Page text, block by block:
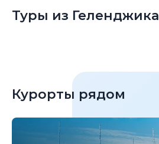
Туры из Геленджика
Курорты рядом